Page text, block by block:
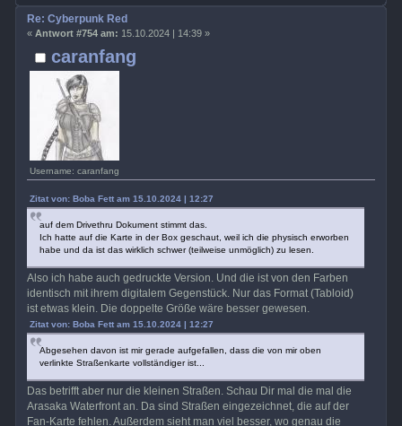
caranfang
Username: caranfang
Re: Cyberpunk Red
« Antwort #754 am: 15.10.2024 | 14:39 »
Zitat von: Boba Fett am 15.10.2024 | 12:27
auf dem Drivethru Dokument stimmt das.
Ich hatte auf die Karte in der Box geschaut, weil ich die physisch erworben
habe und da ist das wirklich schwer (teilweise unmöglich) zu lesen.
Also ich habe auch gedruckte Version. Und die ist von den Farben
identisch mit ihrem digitalem Gegenstück. Nur das Format (Tabloid)
ist etwas klein. Die doppelte Größe wäre besser gewesen.
Zitat von: Boba Fett am 15.10.2024 | 12:27
Abgesehen davon ist mir gerade aufgefallen, dass die von mir oben
verlinkte Straßenkarte vollständiger ist...
Das betrifft aber nur die kleinen Straßen. Schau Dir mal die mal die
Arasaka Waterfront an. Da sind Straßen eingezeichnet, die auf der
Fan-Karte fehlen. Außerdem sieht man viel besser, wo genau die